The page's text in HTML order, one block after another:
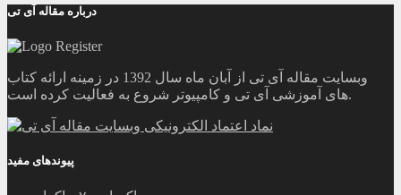
درباره مقاله آی تی
وبسایت مقاله آی تی از آبان ماه سال 1392 در زمینه ارائه کتاب
های آموزشی آی تی و کامپیوتر شروع به فعالیت کرده است.
پیوندهای مفید